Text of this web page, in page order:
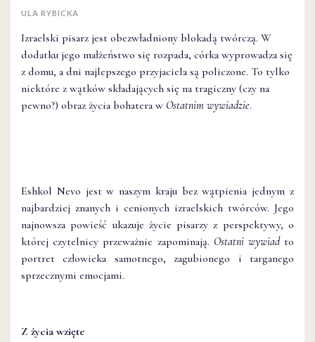
ULA RYBICKA
Izraelski pisarz jest obezwładniony blokadą twórczą. W
dodatku jego małżeństwo się rozpada, córka wyprowadza się
z domu, a dni najlepszego przyjaciela są policzone. To tylko
niektóre z wątków składających się na tragiczny (czy na
pewno?) obraz życia bohatera w Ostatnim wywiadzie.
Eshkol Nevo jest w naszym kraju bez wątpienia jednym z
najbardziej znanych i cenionych izraelskich twórców. Jego
najnowsza powieść ukazuje życie pisarzy z perspektywy, o
której czytelnicy przeważnie zapominają. Ostatni wywiadto
portret człowieka samotnego, zagubionego i targanego
sprzecznymi emocjami.
Z życia wzięte